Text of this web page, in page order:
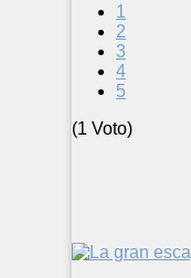
1
2
3
4
5
(1 Voto)